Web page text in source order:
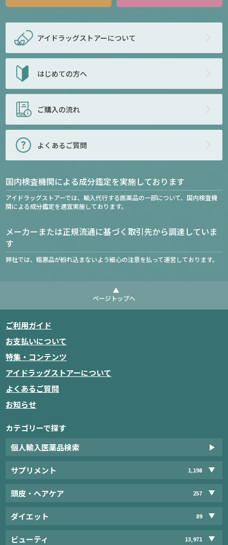
アイドラッグストアーについて
はじめての方へ
ご購入の流れ
よくあるご質問
国内検査機関による成分鑑定を実施しております
アイドラッグストアーでは、輸入代行する医薬品の一部について、国内検査機
関による成分鑑定を適宜実施しております。
メーカーまたは正規流通に基づく取引先から調達していま
す
弊社では、粗悪品が紛れ込まないよう細心の注意を払って運営しております。
ページトップへ
ご利用ガイド
お支払いについて
特集・コンテンツ
アイドラッグストアーについて
よくあるご質問
お知らせ
カテゴリーで探す
個人輸入医薬品検索
サプリメント 1,198
頭皮・ヘアケア 257
ダイエット 89
ビューティ 13,971